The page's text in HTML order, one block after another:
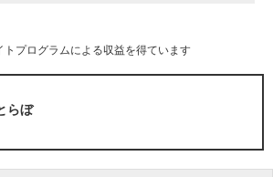
プログラムによる収益を得ています
らぼ